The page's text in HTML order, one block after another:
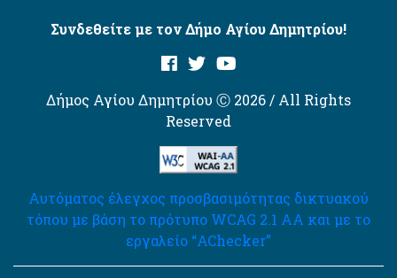
Συνδεθείτε με τον Δήμο Αγίου Δημητρίου!
Δήμος Αγίου Δημητρίου Ⓒ 2026 / All Rights
Reserved
Αυτόματος έλεγχος προσβασιμότητας δικτυακού
τόπου με βάση το πρότυπο WCAG 2.1 AA και με το
εργαλείο “AChecker”